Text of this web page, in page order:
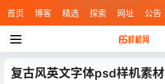
首页 博客 精选 探索 网址 公告
复古风英文字体psd样机素材